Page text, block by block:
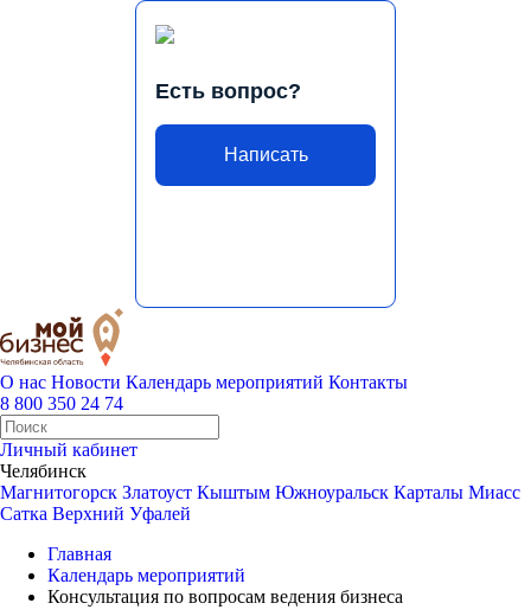
Есть вопрос?
Написать
О нас Новости Календарь мероприятий Контакты
8 800 350 24 74
Личный кабинет
Челябинск
Магнитогорск Златоуст Кыштым Южноуральск Карталы Миасс
Сатка Верхний Уфалей
Главная
Календарь мероприятий
Консультация по вопросам ведения бизнеса